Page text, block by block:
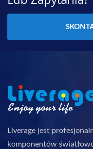
Liverage jest
komponentów